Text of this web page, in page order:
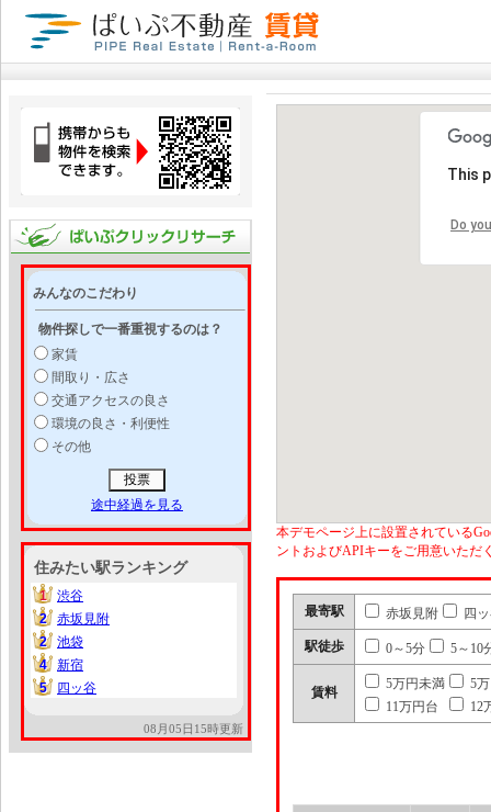
みんなのこだわり
物件探しで一番重視するのは？
家賃
間取り・広さ
交通アクセスの良さ
環境の良さ・利便性
その他
途中経過を見る
住みたい駅ランキング
1
1
渋谷
2
2
赤坂見附
2
2
池袋
4
4
新宿
5
5 四ッ谷
08月05日15時更新
This
Do
本デモページ上に設置されている
ントおよびAPIキーをご用意いただ
最寄駅 赤坂見附 四
駅徒歩 0～5分 5～10
賃料
5万円未満
5
11万円台
12